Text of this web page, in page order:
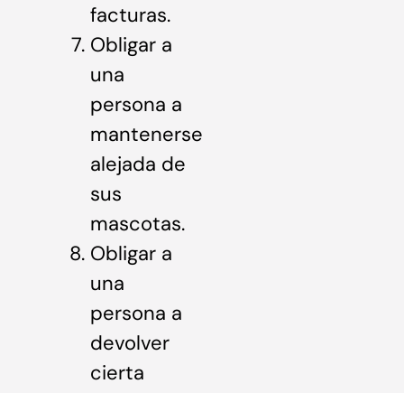
facturas.
Obligar a
una
persona a
mantenerse
alejada de
sus
mascotas.
Obligar a
una
persona a
devolver
cierta